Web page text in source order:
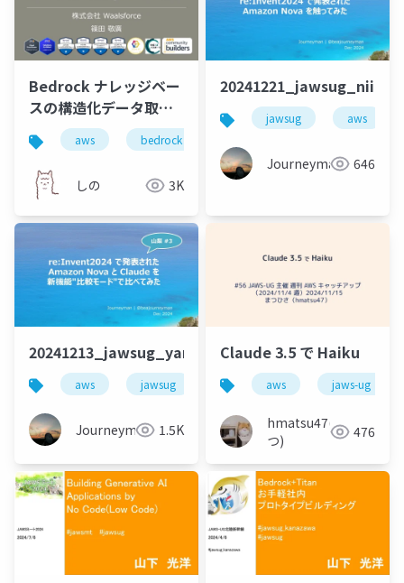
Bedrock ナレッジベー
スの構造化データ取得
（Text to SQL）をや
ってみた
aws bedrock
しの 3K
jawsug aws
Journeyman 646
20241213_jawsug_yamanashi_lt_beajouneyman
aws jawsug amazon bedrock bedrock
Journeyman 1.5K
Claude 3.5 で Haiku
aws jaws-ug
hmatsu47(ま
つ)
476